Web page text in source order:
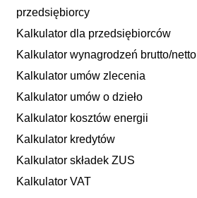
przedsiębiorcy
Kalkulator dla przedsiębiorców
Kalkulator wynagrodzeń brutto/netto
Kalkulator umów zlecenia
Kalkulator umów o dzieło
Kalkulator kosztów energii
Kalkulator kredytów
Kalkulator składek ZUS
Kalkulator VAT